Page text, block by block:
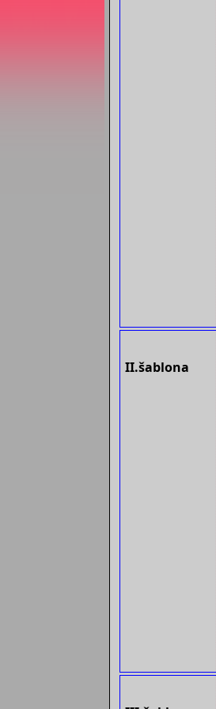
II.šablona